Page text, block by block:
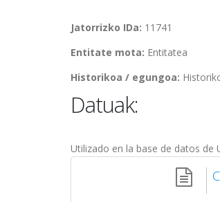
Jatorrizko IDa: 11741
Entitate mota: Entitatea
Historikoa / egungoa:
Datuak:
Utilizado en la base de datos de